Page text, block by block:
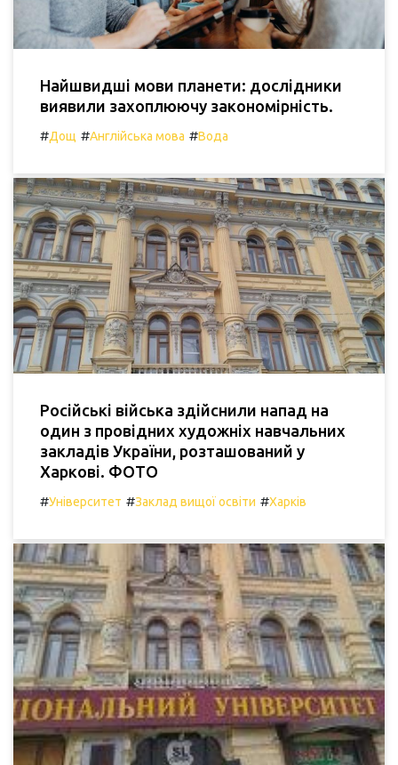
Найшвидші мови планети: дослідники
виявили захоплюючу закономірність.
#Дощ #Англійська мова #Вода
Російські війська здійснили напад на
один з провідних художніх навчальних
закладів України, розташований у
Харкові. ФОТО
#Університет #Заклад вищої освіти #Харків